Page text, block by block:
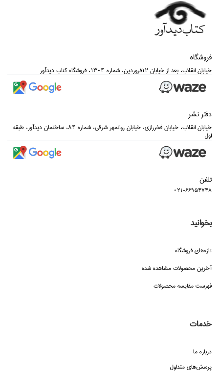
فروشگاه
خيابان انقلاب، بعد از خيابان 12فروردين، شماره 1304، فروشگاه كتاب ديدآور
دفتر نشر
خيابان انقلاب، خيابان فخررازي، خيابان روانمهر شرقي، شماره 84، ساختمان ديدآور، طبقه
اول
تلفن
021-66954748
بخوانید
تازه‌هاي فروشگاه
آخرین محصولات مشاهده شده
فهرست مقایسه محصولات
خدمات
درباره ما
پرسش‌هاي متداول